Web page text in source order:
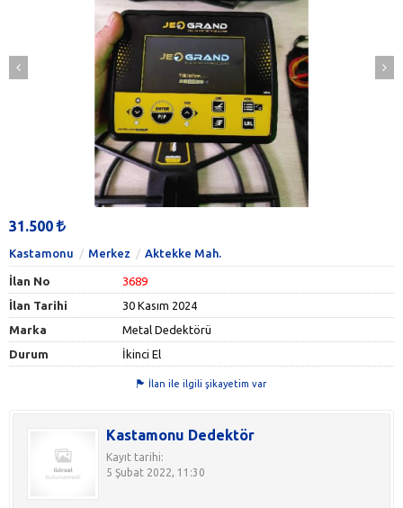
31.500
Kastamonu Merkez Aktekke Mah.
İlan No
3689
İlan Tarihi
30 Kasım 2024
Marka
Metal Dedektörü
Durum
İkinci El
İlan ile ilgili şikayetim var
Kastamonu Dedektör
Kayıt tarihi:
5 Şubat 2022, 11:30